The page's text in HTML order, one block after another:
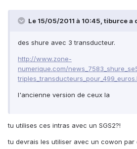
Le 15/05/2011 à 10:45, tiburce a
des shure avec 3 transducteur.
http://www.zone-
numerique.com/
l'ancienne version de ceux la
tu utilises ces intras avec un SGS2?!
tu devrais les utiliser avec un cowon par